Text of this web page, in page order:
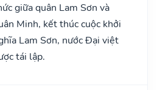
giữa quân Lam Sơn và
Minh, kết thúc cuộc khởi
Lam Sơn, nước Đại việt
tái lập.